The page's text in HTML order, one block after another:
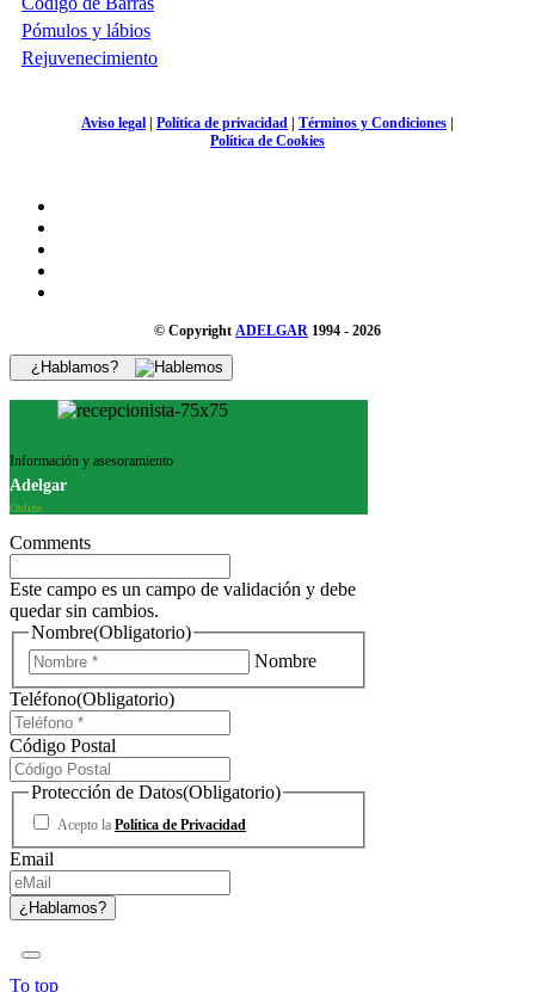
Pómulos y lábios
Rejuvenecimiento
Aviso legal | Política de privacidad | Términos y Condiciones |
Política de Cookies
© Copyright ADELGAR 1994 - 2026
¿Hablamos?
Información y asesoramiento
Adelgar
Online
Comments
Este campo es un campo de validación y debe
quedar sin cambios.
Nombre(Obligatorio)
Nombre
Teléfono(Obligatorio)
Código Postal
Protección de Datos(Obligatorio)
Acepto la Política de Privacidad
Email
To top